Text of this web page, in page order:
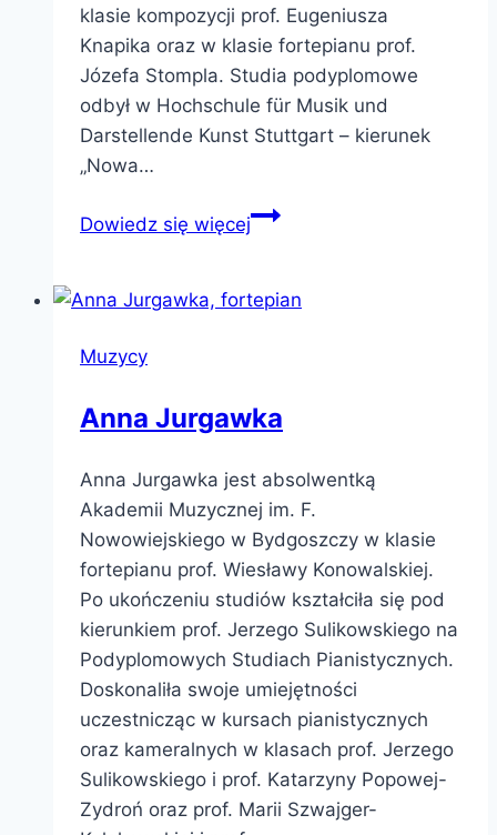
klasie kompozycji prof. Eugeniusza
Knapika oraz w klasie fortepianu prof.
Józefa Stompla. Studia podyplomowe
odbył w Hochschule für Musik und
Darstellende Kunst Stuttgart – kierunek
„Nowa…
Dowiedz się więcejStanisław
Muzycy
Anna Jurgawka
Anna Jurgawka jest absolwentką
Akademii Muzycznej im. F.
Nowowiejskiego w Bydgoszczy w klasie
fortepianu prof. Wiesławy Konowalskiej.
Po ukończeniu studiów kształciła się pod
kierunkiem prof. Jerzego Sulikowskiego na
Podyplomowych Studiach Pianistycznych.
Doskonaliła swoje umiejętności
uczestnicząc w kursach pianistycznych
oraz kameralnych w klasach prof. Jerzego
Sulikowskiego i prof. Katarzyny Popowej-
Zydroń oraz prof. Marii Szwajger-